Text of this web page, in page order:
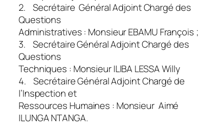
2. Secrétaire Général Adjoint Chargé des
Questions
Administratives : Monsieur EBAMU François ;
3. Secrétaire Général Adjoint Chargé des
Questions
Techniques : Monsieur ILIBA LESSA Willy
4. Secrétaire Général Adjoint Chargé de
l’Inspection et
Ressources Humaines : Monsieur Aimé
ILUNGA NTANGA.